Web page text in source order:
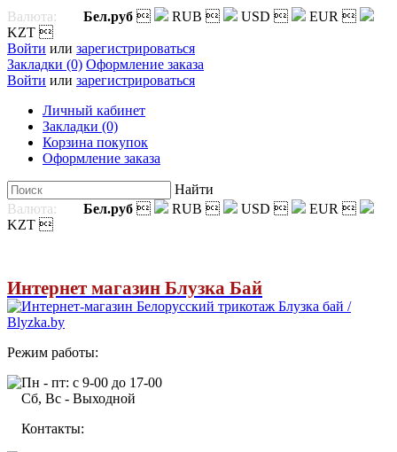
Валюта: Бел.руб  RUB  USD  EUR 
KZT 
Войти или зарегистрироваться
Закладки (0) Оформление заказа
Войти или зарегистрироваться
Личный кабинет
Закладки (0)
Корзина покупок
Оформление заказа
Найти
Валюта:
Бел.руб  RUB  USD  EUR 
KZT 
Интернет магазин Блузка Бай
Режим работы:
Пн - пт: с 9-00 до 17-00
Сб, Вс - Выходной
Контакты: